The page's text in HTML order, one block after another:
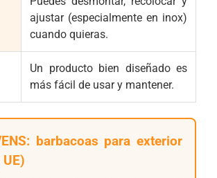
ajustar (especialmente en inox)
cuando quieras.
Un producto bien diseñado es
más fácil de usar y mantener.
barbacoas para exterior